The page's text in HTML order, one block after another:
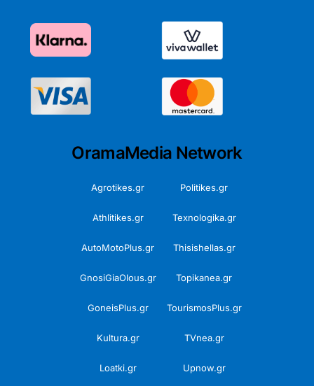
OramaMedia Network
Agrotikes.gr Politikes.gr
Athlitikes.gr Texnologika.gr
AutoMotoPlus.gr Thisishellas.gr
GnosiGiaOlous.gr Topikanea.gr
GoneisPlus.gr TourismosPlus.gr
Kultura.gr TVnea.gr
Loatki.gr Upnow.gr